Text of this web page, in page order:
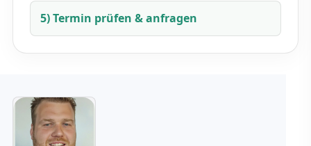
5) Termin prüfen & anfragen